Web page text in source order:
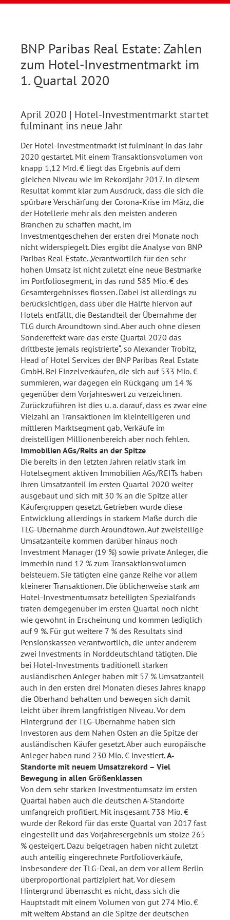
BNP Paribas Real Estate: Zahlen
zum Hotel-Investmentmarkt im
1. Quartal 2020
April 2020 | Hotel-Investmentmarkt startet
fulminant ins neue Jahr
Der Hotel-Investmentmarkt ist fulminant in das Jahr
2020 gestartet. Mit einem Transaktionsvolumen von
knapp 1,12 Mrd. € liegt das Ergebnis auf dem
gleichen Niveau wie im Rekordjahr 2017. In diesem
Resultat kommt klar zum Ausdruck, dass die sich die
spürbare Verschärfung der Corona-Krise im März, die
der Hotellerie mehr als den meisten anderen
Branchen zu schaffen macht, im
Investmentgeschehen der ersten drei Monate noch
nicht widerspiegelt. Dies ergibt die Analyse von BNP
Paribas Real Estate. „Verantwortlich für den sehr
hohen Umsatz ist nicht zuletzt eine neue Bestmarke
im Portfoliosegment, in das rund 585 Mio. € des
Gesamtergebnisses flossen. Dabei ist allerdings zu
berücksichtigen, dass über die Hälfte hiervon auf
Hotels entfällt, die Bestandteil der Übernahme der
TLG durch Aroundtown sind. Aber auch ohne diesen
Sondereffekt wäre das erste Quartal 2020 das
drittbeste jemals registrierte“, so Alexander Trobitz,
Head of Hotel Services der BNP Paribas Real Estate
GmbH. Bei Einzelverkäufen, die sich auf 533 Mio. €
summieren, war dagegen ein Rückgang um 14 %
gegenüber dem Vorjahreswert zu verzeichnen.
Zurückzuführen ist dies u. a. darauf, dass es zwar eine
Vielzahl an Transaktionen im kleinteiligeren und
mittleren Marktsegment gab, Verkäufe im
dreistelligen Millionenbereich aber noch fehlen.
Immobilien AGs/Reits an der Spitze
Die bereits in den letzten Jahren relativ stark im
Hotelsegment aktiven Immobilien AGs/REITs haben
ihren Umsatzanteil im ersten Quartal 2020 weiter
ausgebaut und sich mit 30 % an die Spitze aller
Käufergruppen gesetzt. Getrieben wurde diese
Entwicklung allerdings in starkem Maße durch die
TLG-Übernahme durch Aroundtown. Auf zweistellige
Umsatzanteile kommen darüber hinaus noch
Investment Manager (19 %) sowie private Anleger, die
immerhin rund 12 % zum Transaktionsvolumen
beisteuern. Sie tätigten eine ganze Reihe vor allem
kleinerer Transaktionen. Die üblicherweise stark am
Hotel-Investmentumsatz beteiligten Spezialfonds
traten demgegenüber im ersten Quartal noch nicht
wie gewohnt in Erscheinung und kommen lediglich
auf 9 %. Für gut weitere 7 % des Resultats sind
Pensionskassen verantwortlich, die unter anderem
zwei Investments in Norddeutschland tätigten. Die
bei Hotel-Investments traditionell starken
ausländischen Anleger haben mit 57 % Umsatzanteil
auch in den ersten drei Monaten dieses Jahres knapp
die Oberhand behalten und bewegen sich damit
leicht über ihrem langfristigen Niveau. Vor dem
Hintergrund der TLG-Übernahme haben sich
Investoren aus dem Nahen Osten an die Spitze der
ausländischen Käufer gesetzt. Aber auch europäische
Anleger haben rund 230 Mio. € investiert.A-
Standorte mit neuem Umsatzrekord – Viel
Bewegung in allen Größenklassen
Von dem sehr starken Investmentumsatz im ersten
Quartal haben auch die deutschen A-Standorte
umfangreich profitiert. Mit insgesamt 738 Mio. €
wurde der Rekord für das erste Quartal von 2017 fast
eingestellt und das Vorjahresergebnis um stolze 265
% gesteigert. Dazu beigetragen haben nicht zuletzt
auch anteilig eingerechnete Portfolioverkäufe,
insbesondere der TLG-Deal, an dem vor allem Berlin
überproportional partizipiert hat. Vor diesem
Hintergrund überrascht es nicht, dass sich die
Hauptstadt mit einem Volumen von gut 274 Mio. €
mit weitem Abstand an die Spitze der deutschen